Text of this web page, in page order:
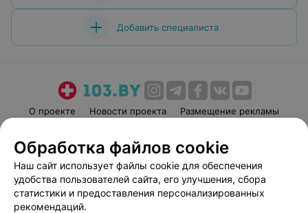
Добавить специалиста
О проекте Новости проекта
Размещение рекламы
Пользовательское соглашение
Способы оплаты
Вакансии
Партнеры
Написать руководителю 103.by
Обработка файлов cookie
Наш сайт использует файлы cookie для обеспечения
удобства пользователей сайта, его улучшения, сбора
статистики и предоставления персонализированных
рекомендаций.